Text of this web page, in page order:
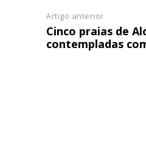
Artigo anterior
Cinco praias de
contempladas